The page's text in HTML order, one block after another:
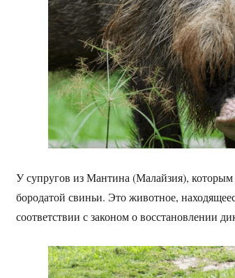
У супругов из Мантина (Малайзия),
бородатой свиньи. Это животное,
соответствии с законом о восстановлении